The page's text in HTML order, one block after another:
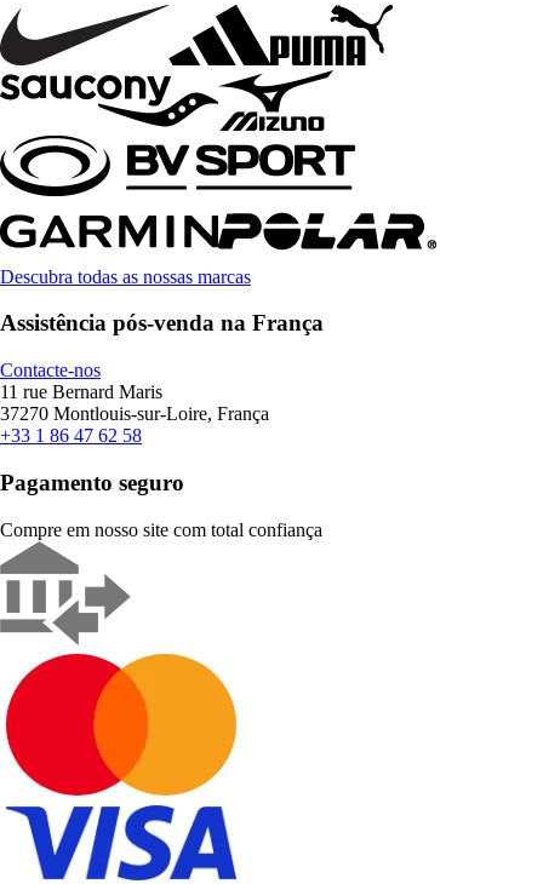
Descubra todas as nossas marcas
Assistência pós-venda na França
Contacte-nos
11 rue Bernard Maris
37270 Montlouis-sur-Loire, França
+33 1 86 47 62 58
Pagamento seguro
Compre em nosso site com total confiança